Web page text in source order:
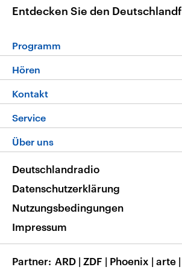
Entdecken Sie den
Programm
Programm
Die Nachrichten
Nachrichtenleicht
Neue Beiträge auf dlf.de
Hören
Livestream
Podcasts
Deutschlandfunk App
Nachrichten App
Frequenzen
Kontakt
Hörerservice
Service
FAQ
Veranstaltungen
Musikliste
RSS
Über uns
Barrierefreiheit
Deutschlandradio
Datenschutzerklärung
Nutzungsbedingungen
Impressum
Partner ARD | ZDF | Phoenix | arte |